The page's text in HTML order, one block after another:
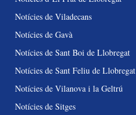
Notícies de Viladecans
Notícies de Gavà
Notícies de Sant Boi de Llobregat
Notícies de Sant Feliu de Llobregat
Notícies de Vilanova i la Geltrú
Notícies de Sitges